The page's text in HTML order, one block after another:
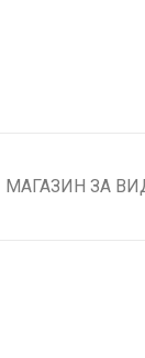
МАГАЗИН ЗА